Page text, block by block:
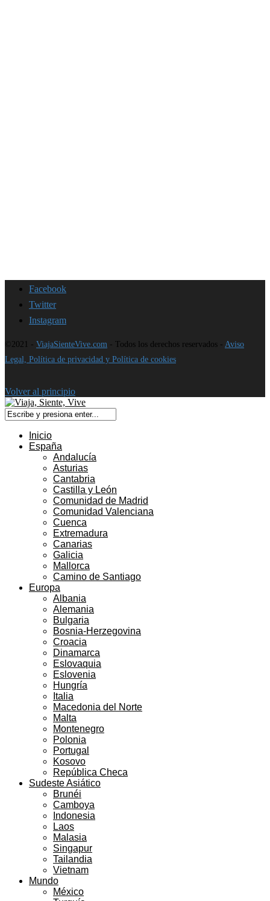
Facebook
Twitter
Instagram
©2021 - ViajaSienteVive.com - Todos los derechos reservados - Aviso
Legal, Política de privacidad y Política de cookies
Volver al principio
Inicio
España
Andalucía
Asturias
Cantabria
Castilla y León
Comunidad de Madrid
Comunidad Valenciana
Cuenca
Extremadura
Canarias
Galicia
Mallorca
Camino de Santiago
Europa
Albania
Alemania
Bulgaria
Bosnia-Herzegovina
Croacia
Dinamarca
Eslovaquia
Eslovenia
Hungría
Italia
Macedonia del Norte
Malta
Montenegro
Polonia
Portugal
Kosovo
República Checa
Sudeste Asiático
Brunéi
Camboya
Indonesia
Laos
Malasia
Singapur
Tailandia
Vietnam
Mundo
México